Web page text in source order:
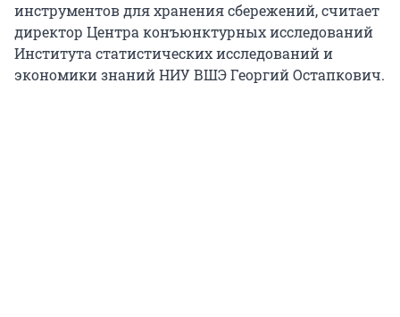
инструментов для хранения сбережений, считает
директор Центра конъюнктурных исследований
Института статистических исследований и
экономики знаний НИУ ВШЭ Георгий Остапкович.